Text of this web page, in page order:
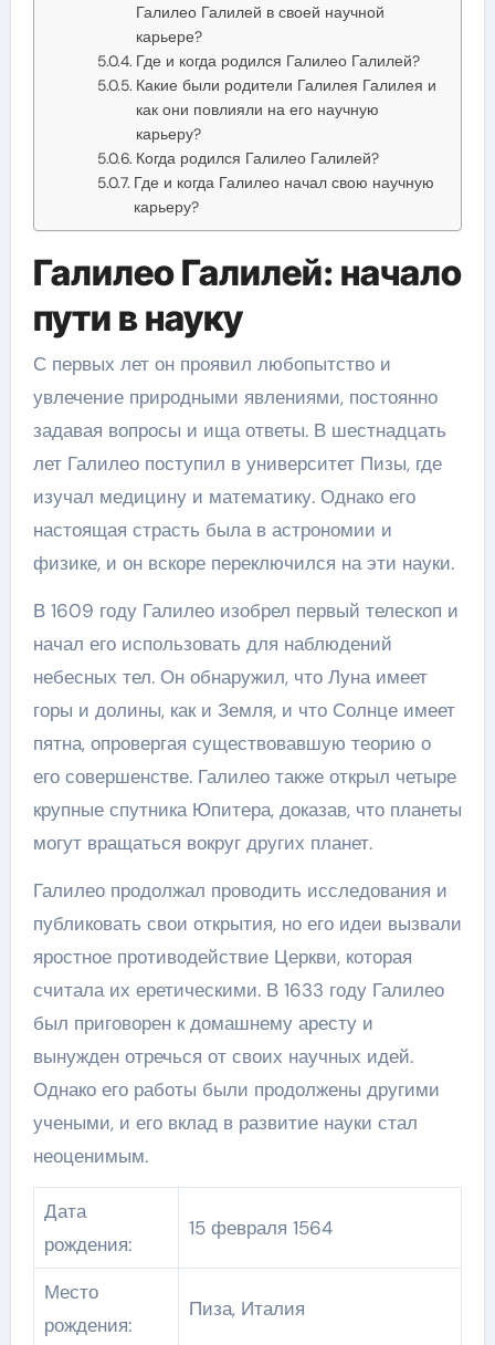
Галилео Галилей в своей научной
карьере?
Где и когда родился Галилео Галилей?
Какие были родители Галилея Галилея и
как они повлияли на его научную
карьеру?
Когда родился Галилео Галилей?
Где и когда Галилео начал свою научную
карьеру?
Галилео Галилей: начало
пути в науку
С первых лет он проявил любопытство и
увлечение природными явлениями, постоянно
задавая вопросы и ища ответы. В шестнадцать
лет Галилео поступил в университет Пизы, где
изучал медицину и математику. Однако его
настоящая страсть была в астрономии и
физике, и он вскоре переключился на эти науки.
В 1609 году Галилео изобрел первый телескоп и
начал его использовать для наблюдений
небесных тел. Он обнаружил, что Луна имеет
горы и долины, как и Земля, и что Солнце имеет
пятна, опровергая существовавшую теорию о
его совершенстве. Галилео также открыл четыре
крупные спутника Юпитера, доказав, что планеты
могут вращаться вокруг других планет.
Галилео продолжал проводить исследования и
публиковать свои открытия, но его идеи вызвали
яростное противодействие Церкви, которая
считала их еретическими. В 1633 году Галилео
был приговорен к домашнему аресту и
вынужден отречься от своих научных идей.
Однако его работы были продолжены другими
учеными, и его вклад в развитие науки стал
неоценимым.
Дата
рождения:
15 февраля 1564
Место
рождения:
Пиза, Италия